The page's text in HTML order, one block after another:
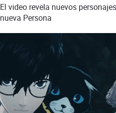
El video revela nuevos
nueva Persona